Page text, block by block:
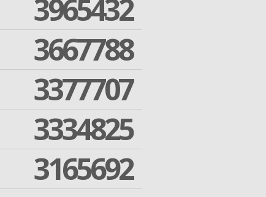
3965432
3667788
3377707
3334825
3165692